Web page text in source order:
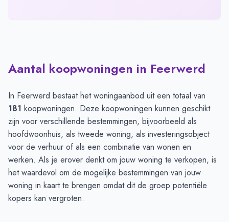
Aantal koopwoningen in Feerwerd
In Feerwerd bestaat het woningaanbod uit een totaal van
181 koopwoningen. Deze koopwoningen kunnen geschikt
zijn voor verschillende bestemmingen, bijvoorbeeld als
hoofdwoonhuis, als tweede woning, als investeringsobject
voor de verhuur of als een combinatie van wonen en
werken. Als je erover denkt om jouw woning te verkopen, is
het waardevol om de mogelijke bestemmingen van jouw
woning in kaart te brengen omdat dit de groep potentiële
kopers kan vergroten.